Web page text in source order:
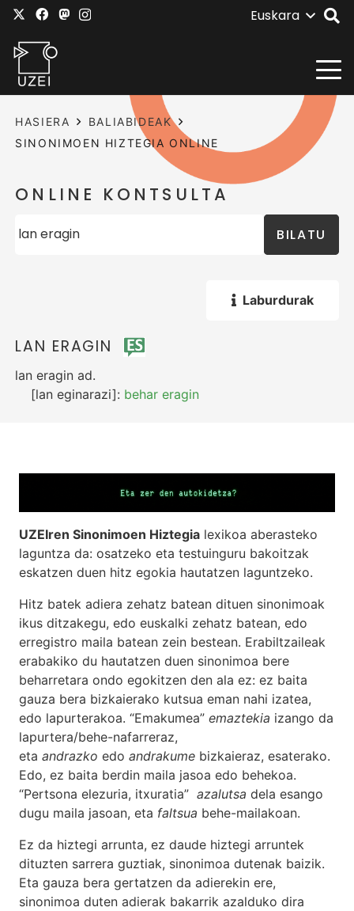
Euskara
HASIERA
BALIABIDEAK
SINONIMOEN HIZTEGIA ONLINE
ONLINE KONTSULTA
BILATU
Laburdurak
LAN ERAGIN
lan eragin ad.
[lan eginarazi]: behar eragin
UZEIren Sinonimoen Hiztegia lexikoa aberasteko
laguntza da: osatzeko eta testuinguru bakoitzak
eskatzen duen hitz egokia hautatzen laguntzeko.
Hitz batek adiera zehatz batean dituen sinonimoak
ikus ditzakegu, edo euskalki zehatz batean, edo
erregistro maila batean zein bestean. Erabiltzaileak
erabakiko du hautatzen duen sinonimoa bere
beharretara ondo egokitzen den ala ez: ez baita
gauza bera bizkaierako kutsua eman nahi izatea,
edo lapurterakoa. “Emakumea” emaztekia izango da
lapurtera/behe-nafarreraz,
eta andrazko edo andrakume bizkaieraz, esaterako.
Edo, ez baita berdin maila jasoa edo behekoa.
“Pertsona elezuria, itxuratia” azalutsa dela esango
dugu maila jasoan, eta faltsua behe-mailakoan.
Ez da hiztegi arrunta, ez daude hiztegi arruntek
dituzten sarrera guztiak, sinonimoa dutenak baizik.
Eta gauza bera gertatzen da adierekin ere,
sinonimoa duten adierak bakarrik azalduko dira